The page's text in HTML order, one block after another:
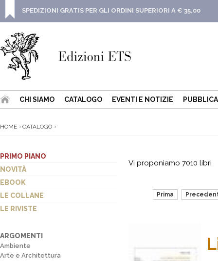
SPEDIZIONI GRATIS PER GLI ORDINI SUPERIORI A € 35,00
CHI SIAMO CATALOGO EVENTI E NOTIZIE
HOME CATALOGO
PRIMO PIANO
NOVITÀ
EBOOK
LE COLLANE
LE RIVISTE
ARGOMENTI
Ambiente
Arte e Architettura
Vi proponiamo 7010 libri
Prima